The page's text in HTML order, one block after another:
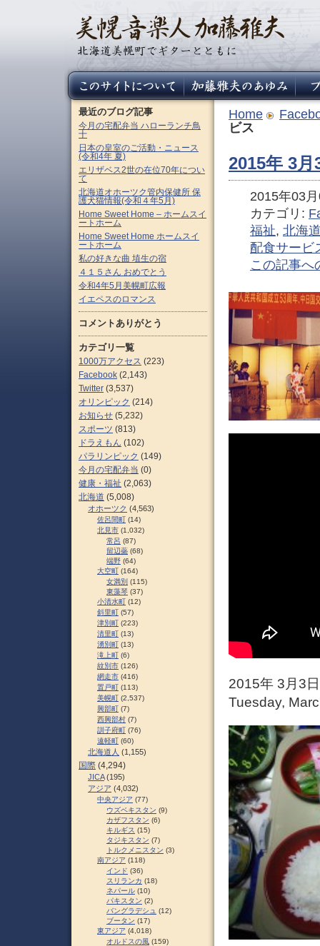
Home
ビス
2015年 3
2015年03
カテゴリ:
福祉, 北海
配食サービ
この記事へ
2015年 3月3
Tuesday,
最近のブログ記事
今月の宅配弁当 ハローランチ鳥
十
日本の皇室のご活動・ニュース
(令和4年 夏)
エリザベス2世の在位70年につい
て
北海道オホーツク管内保健所 保
護犬猫情報(令和４年5月)
Home Sweet Home – ホームスイ
ートホーム
Home Sweet Home ホームスイ
ートホーム
私の好きな曲 埴生の宿
４１５さん おめでとう
令和4年5月美幌町広報
イエペスのロマンス
コメントありがとう
カテゴリ一覧
1000万アクセス (223)
Facebook (2,143)
Twitter (3,537)
オリンピック (214)
お知らせ (5,232)
スポーツ (813)
ドラえもん (102)
パラリンピック (149)
今月の宅配弁当 (0)
健康・福祉 (2,063)
北海道 (5,008)
オホーツク (4,563)
佐呂間町 (14)
北見市 (1,032)
常呂 (87)
留辺蘂 (68)
端野 (64)
大空町 (164)
女満別 (115)
東藻琴 (37)
小清水町 (12)
斜里町 (57)
津別町 (223)
清里町 (13)
湧別町 (13)
滝上町 (6)
紋別市 (126)
網走市 (416)
置戸町 (113)
美幌町 (2,537)
興部町 (7)
西興部村 (7)
訓子府町 (76)
遠軽町 (60)
北海道人 (1,155)
国際 (4,294)
JICA(195)
アジア (4,032)
中央アジア (77)
ウズベキスタン (9)
カザフスタン (6)
キルギス (15)
タジキスタン (7)
トルクメニスタン (3)
南アジア (118)
インド (36)
スリランカ (18)
ネパール (10)
パキスタン (2)
バングラデシュ (12)
ブータン (17)
東アジア (4,018)
オルドスの風 (159)